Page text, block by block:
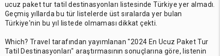
ucuz paket tur tatil destinasyonları listesinde Türkiye yer almadı.
Geçmiş yıllarda bu tür listelerde üst sıralarda yer bulan
Türkiye'nin bu yıl listede olmaması dikkat çekti.
Which? Travel tarafından yayımlanan "2024 En Ucuz Paket Tur
Tatil Destinasyonları" araştırmasının sonuçlarına göre, listenin